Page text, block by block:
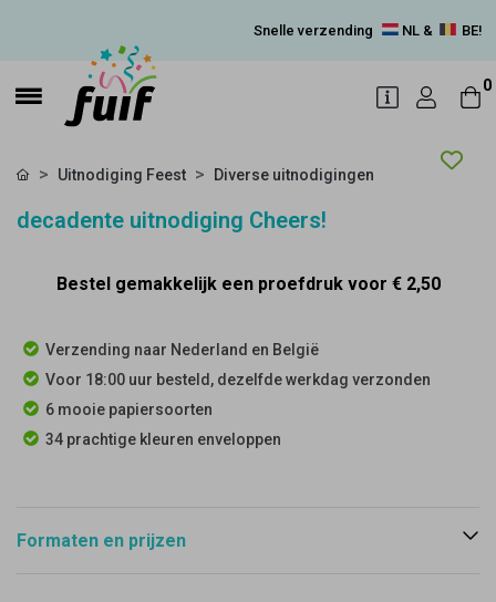
Snelle verzending NL & BE!
0
Uitnodiging Feest Diverse uitnodigingen
decadente uitnodiging Cheers!
Bestel gemakkelijk een proefdruk voor € 2,50
Verzending naar Nederland en België
Voor 18:00 uur besteld, dezelfde werkdag verzonden
6 mooie papiersoorten
34 prachtige kleuren enveloppen
Formaten en prijzen